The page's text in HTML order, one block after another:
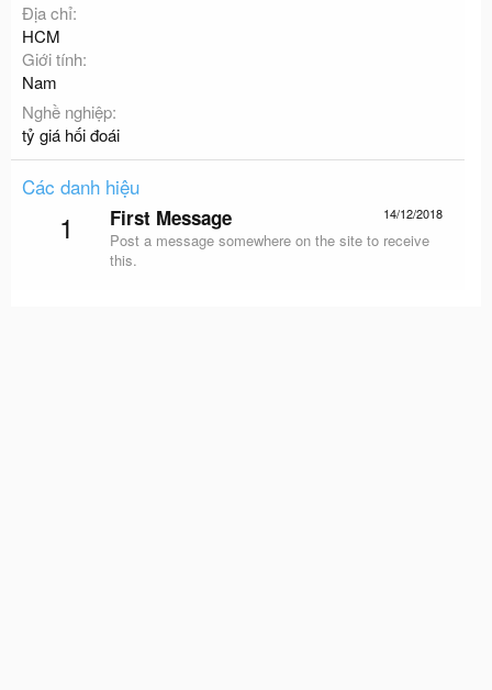
Địa chỉ
HCM
Giới tính
Nam
Nghề nghiệp
tỷ giá hối đoái
Các danh hiệu
1 14/12/2018
First Message
Post a message somewhere on the site to receive
this.